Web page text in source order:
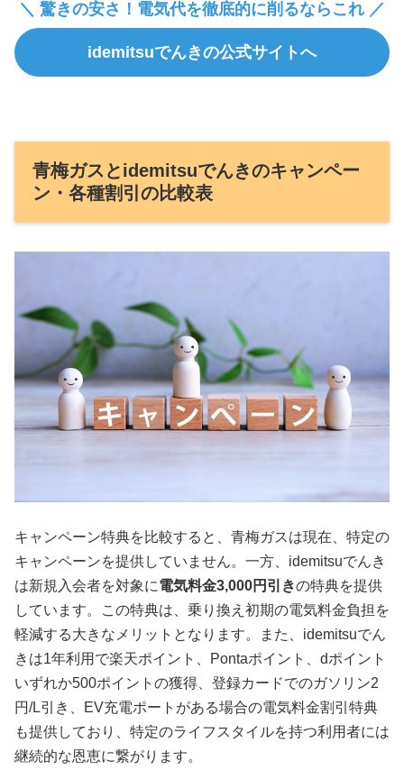
＼ 驚きの安さ！電気代を徹底的に削るならこれ ／
idemitsuでんきの公式サイトへ
青梅ガスとidemitsuでんきのキャンペー
ン・各種割引の比較表
キャンペーン特典を比較すると、青梅ガスは現在、特定の
キャンペーンを提供していません。一方、idemitsuでんき
は新規入会者を対象に電気料金3,000円引きの特典を提供
しています。この特典は、乗り換え初期の電気料金負担を
軽減する大きなメリットとなります。また、idemitsuでん
きは1年利用で楽天ポイント、Pontaポイント、dポイント
いずれか500ポイントの獲得、登録カードでのガソリン2
円/L引き、EV充電ポートがある場合の電気料金割引特典
も提供しており、特定のライフスタイルを持つ利用者には
継続的な恩恵に繋がります。